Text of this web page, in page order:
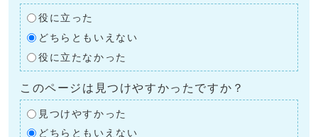
役に立った
どちらともいえない
役に立たなかった
このページは見つけやすかったですか？
見つけやすかった
どちらともいえない